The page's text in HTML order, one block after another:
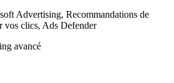
Advertising, Recommandations de
vos clics, Ads Defender
avancé